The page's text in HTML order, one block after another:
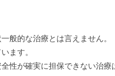
般的な治療とは言えません。
ます。
性が確実に担保できない治療